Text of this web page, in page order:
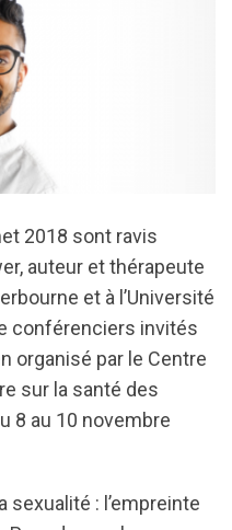
2018 sont ravis
auteur et thérapeute
et à l’Université
conférenciers invités
organisé par le Centre
sur la santé des
8 au 10 novembre
sexualité : l’empreinte